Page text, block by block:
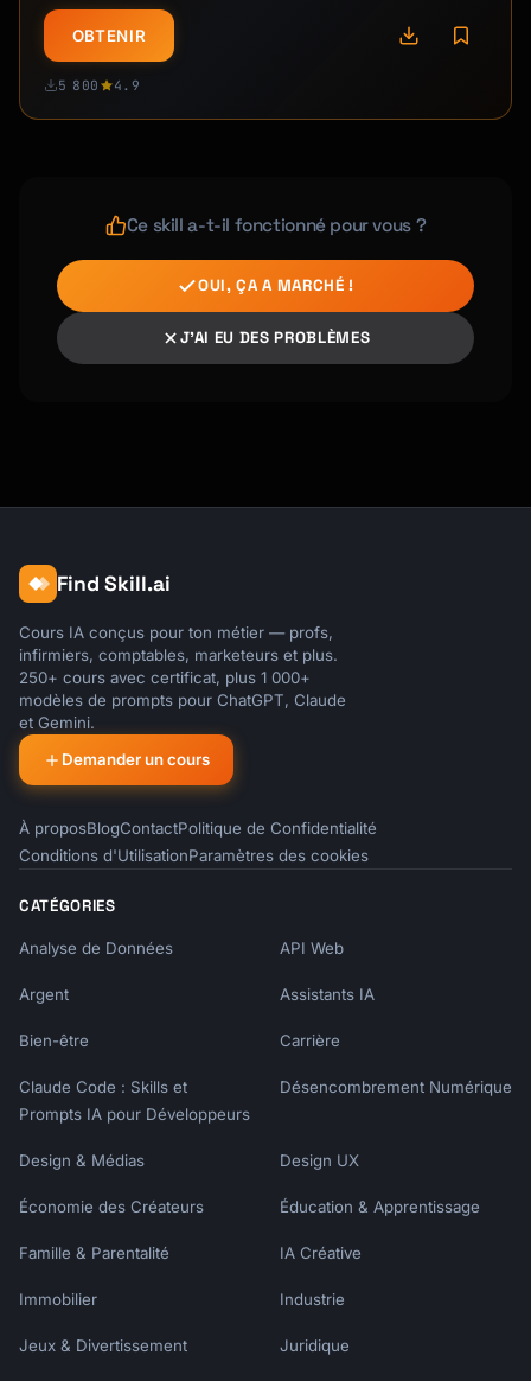
bons profils.
OBTENIR
5 800 4.9
Ce skill a-t-il fonctionné pour vous ?
OUI, ÇA A MARCHÉ !
J'AI EU DES PROBLÈMES
Find Skill.ai
Cours IA conçus pour ton métier — profs,
infirmiers, comptables, marketeurs et plus.
250+ cours avec certificat, plus 1 000+
modèles de prompts pour ChatGPT, Claude
et Gemini.
Demander un cours
À proposBlogContactPolitique de Confidentialité
Conditions d'UtilisationParamètres des cookies
CATÉGORIES
Analyse de Données API Web
Argent Assistants IA
Bien-être Carrière
Claude Code : Skills et
Prompts IA pour Développeurs
Désencombrement Numérique
Design & Médias Design UX
Économie des Créateurs Éducation & Apprentissage
Famille & Parentalité IA Créative
Immobilier Industrie
Jeux & Divertissement Juridique